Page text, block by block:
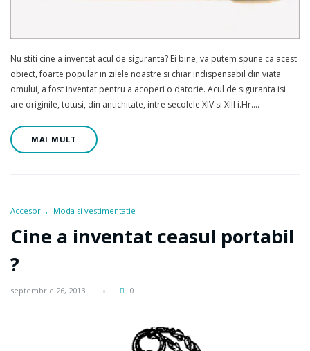
Nu stiti cine a inventat acul de siguranta? Ei bine, va putem spune ca acest
obiect, foarte popular in zilele noastre si chiar indispensabil din viata
omului, a fost inventat pentru a acoperi o datorie. Acul de siguranta isi
are originile, totusi, din antichitate, intre secolele XIV si XIII i.Hr.…
MAI MULT
Accesorii Moda si vestimentatie
Cine a inventat ceasul portabil
?
septembrie 26, 2013 0